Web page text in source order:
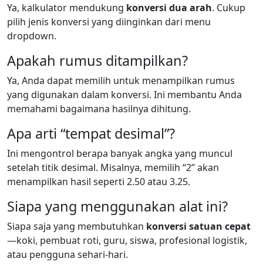
Ya, kalkulator mendukung konversi dua arah. Cukup
pilih jenis konversi yang diinginkan dari menu
dropdown.
Apakah rumus ditampilkan?
Ya, Anda dapat memilih untuk menampilkan rumus
yang digunakan dalam konversi. Ini membantu Anda
memahami bagaimana hasilnya dihitung.
Apa arti “tempat desimal”?
Ini mengontrol berapa banyak angka yang muncul
setelah titik desimal. Misalnya, memilih “2” akan
menampilkan hasil seperti 2.50 atau 3.25.
Siapa yang menggunakan alat ini?
Siapa saja yang membutuhkan konversi satuan cepat
—koki, pembuat roti, guru, siswa, profesional logistik,
atau pengguna sehari-hari.